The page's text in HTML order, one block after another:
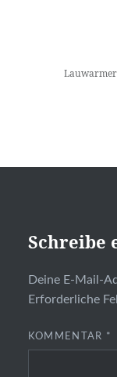
Schreibe
Deine E-Mail-
Erforderliche
KOMMENTAR *